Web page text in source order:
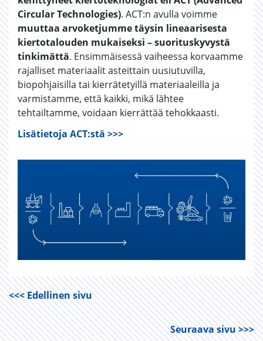
Circular Technologies). ACT:n avulla voimme
muuttaa arvoketjumme täysin lineaarisesta
kiertotalouden mukaiseksi – suorituskyvystä
tinkimättä. Ensimmäisessä vaiheessa korvaamme
rajalliset materiaalit asteittain uusiutuvilla,
biopohjaisilla tai kierrätetyillä materiaaleilla ja
varmistamme, että kaikki, mikä lähtee
tehtailtamme, voidaan kierrättää tehokkaasti.
Lisätietoja ACT:stä >>>
<<< Edellinen sivu
Seuraava sivu >>>